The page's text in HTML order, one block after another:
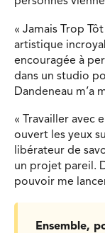
« Jamais Trop
artistique
encouragée à
dans un studio
Dandeneau m’a
« Travailler avec
ouvert les yeux
libérateur de
un projet pareil.
pouvoir me
Ensemble,